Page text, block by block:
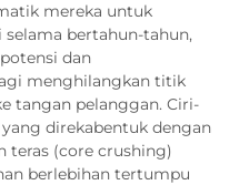
mereka untuk
selama bertahun-tahun,
dan
menghilangkan titik
tangan pelanggan. Ciri-
direkabentuk dengan
teras (core crushing)
berlebihan tertumpu